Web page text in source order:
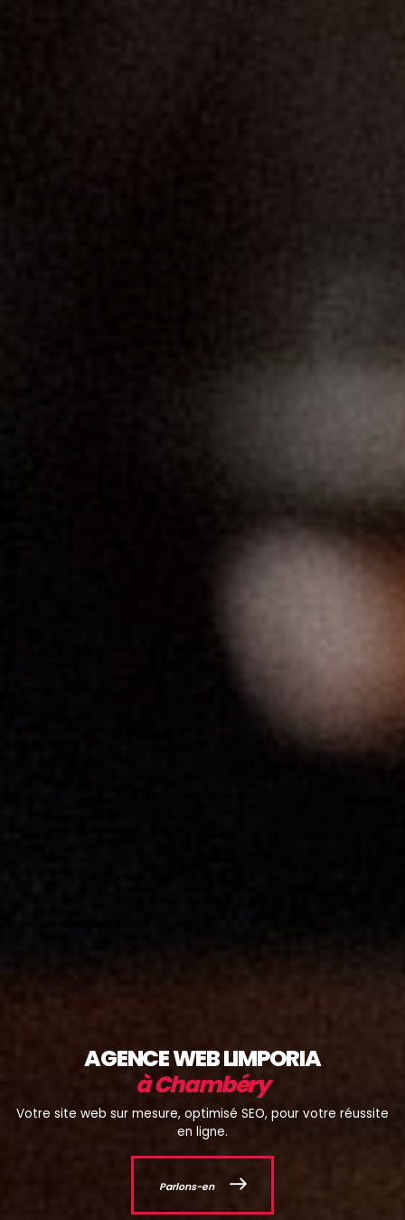
AGENCE WEB LIMPORIA
à Chambéry
Votre site web sur mesure, optimisé SEO, pour votre réussite
en ligne.
Parlons-en